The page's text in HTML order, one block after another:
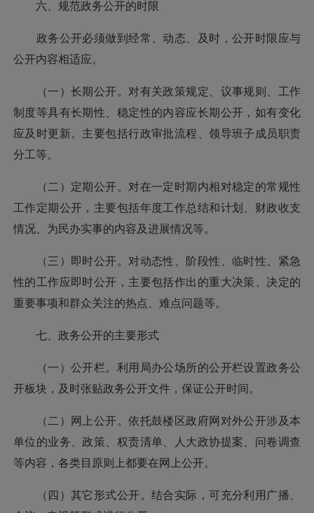
六、规范政务公开的时限
政务公开必须做到经常、动态、及时，公开时限应与
公开内容相适应。
（一）长期公开。对有关政策规定、议事规则、工作
制度等具有长期性、稳定性的内容应长期公开，如有变化
应及时更新。主要包括行政审批流程、领导班子成员职责
分工等。
（二）定期公开。对在一定时期内相对稳定的常规性
工作定期公开，主要包括年度工作总结和计划、财政收支
情况、为民办实事的内容及进展情况等。
（三）即时公开。对动态性、阶段性、临时性、紧急
性的工作应即时公开，主要包括作出的重大决策、决定的
重要事项和群众关注的热点、难点问题等。
七、政务公开的主要形式
（一）公开栏。利用局办公场所的公开栏设置政务公
开板块，及时张贴政务公开文件，保证公开时间。
（二）网上公开。依托鼓楼区政府网对外公开涉及本
单位的业务、政策、权责清单、人大政协提案、问卷调查
等内容，各类目原则上都要在网上公开。
（四）其它形式公开。结合实际，可充分利用广播、